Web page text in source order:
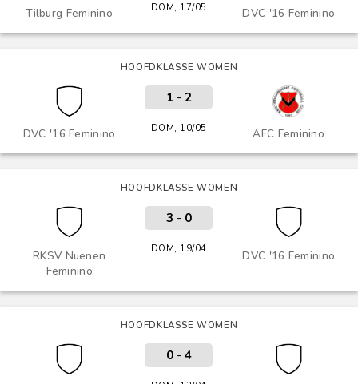
Tilburg Feminino DVC '16 Feminino
DOM, 17/05
HOOFDKLASSE WOMEN
DVC '16 Feminino AFC Feminino
1- 2
DOM, 10/05
HOOFDKLASSE WOMEN
RKSV Nuenen
Feminino
DVC '16 Feminino
3 - 0
DOM, 19/04
HOOFDKLASSE WOMEN
0- 4